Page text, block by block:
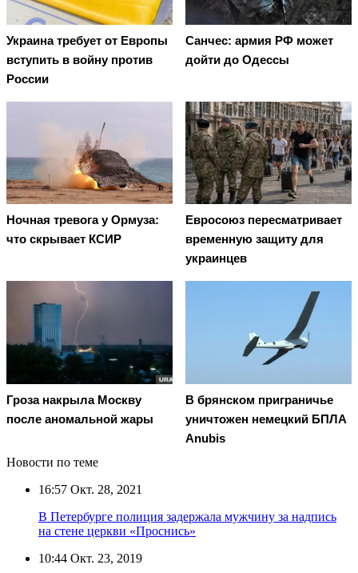
Украина требует от Европы
вступить в войну против
России
Санчес: армия РФ может
дойти до Одессы
Ночная тревога у Ормуза:
что скрывает КСИР
Евросоюз пересматривает
временную защиту для
украинцев
Гроза накрыла Москву
после аномальной жары
В брянском приграничье
уничтожен немецкий БПЛА
Anubis
Новости по теме
16:57 Окт. 28, 2021
В Петербурге полиция задержала мужчину за надпись
на стене церкви «Проснись»
10:44 Окт. 23, 2019